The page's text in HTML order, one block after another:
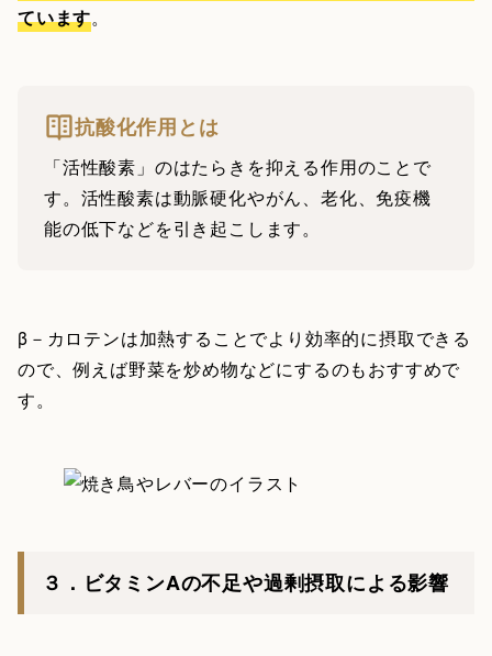
ています。
抗酸化作用とは
「活性酸素」のはたらきを抑える作用のことで
す。活性酸素は動脈硬化やがん、老化、免疫機
能の低下などを引き起こします。
β－カロテンは加熱することでより効率的に摂取できる
ので、例えば野菜を炒め物などにするのもおすすめで
す。
３．ビタミンAの不足や過剰摂取による影響